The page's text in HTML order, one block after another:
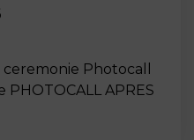
Photocall
APRES